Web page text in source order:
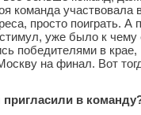
команда участвовала
просто поиграть. А
уже было к
победителями в
на финал. Вот
пригласили в